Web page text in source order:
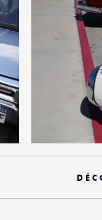
34